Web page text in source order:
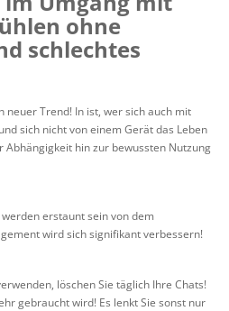
ohne
schlechtes
neuer Trend! In ist, wer sich auch mit
sich nicht von einem Gerät das Leben
Abhängigkeit hin zur bewussten Nutzung
erstaunt sein von dem
wird sich signifikant verbessern!
löschen Sie täglich Ihre Chats!
gebraucht wird! Es lenkt Sie sonst nur